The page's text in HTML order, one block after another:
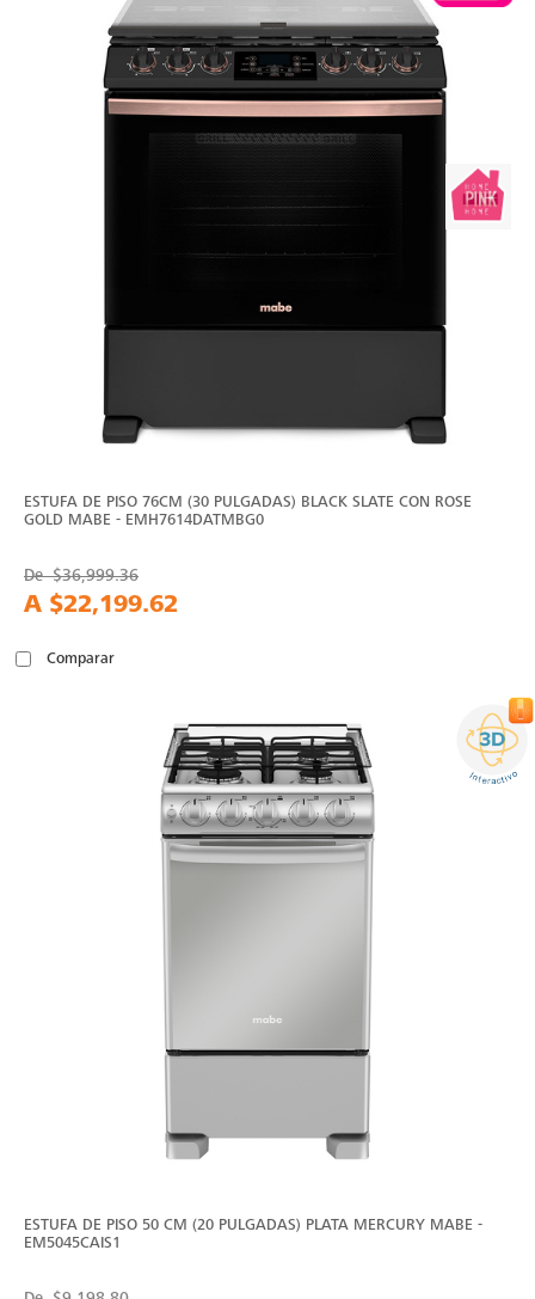
ESTUFA DE PISO 76CM (30 PULGADAS) BLACK SLATE CON ROSE
GOLD MABE - EMH7614DATMBG0
De$36,999.36
A $22,199.62
Comparar
ESTUFA DE PISO 50 CM (20 PULGADAS) PLATA MERCURY MABE -
EM5045CAIS1